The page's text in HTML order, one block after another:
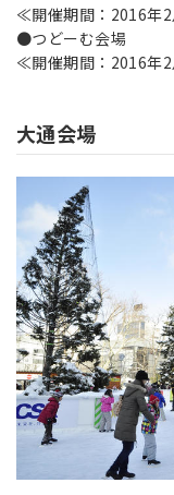
≪開催期間：2016年
●つどーむ会場
≪開催期間：2016年
大通会場